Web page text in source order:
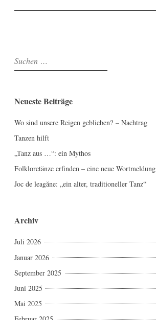
Suchen
nach:
Neueste Beiträge
Wo sind unsere Reigen geblieben? – Nachtrag
Tanzen hilft
„Tanz aus …“: ein Mythos
Folkloretänze erfinden – eine neue Wortmeldung
Joc de leagăne: „ein alter, traditioneller Tanz“
Archiv
Juli 2026
Januar 2026
September 2025
Juni 2025
Mai 2025